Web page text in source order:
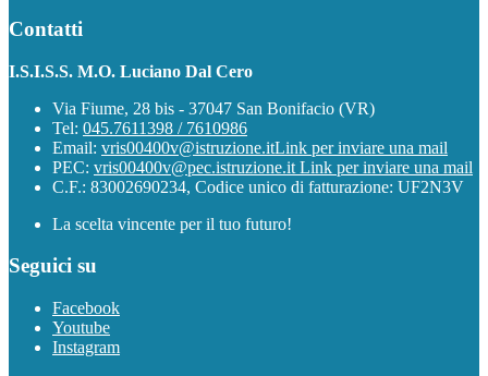
Contatti
I.S.I.S.S. M.O. Luciano Dal Cero
Via Fiume, 28 bis - 37047 San Bonifacio (VR)
Tel: 045.7611398 / 7610986
Email: vris00400v@istruzione.itLink per inviare una mail
PEC: vris00400v@pec.istruzione.it Link per inviare una mail
C.F.: 83002690234, Codice unico di fatturazione: UF2N3V
La scelta vincente per il tuo futuro!
Seguici su
Facebook
Youtube
Instagram